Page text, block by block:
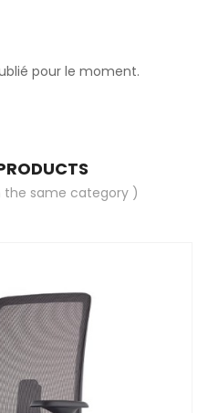
pour le moment.
the same category )